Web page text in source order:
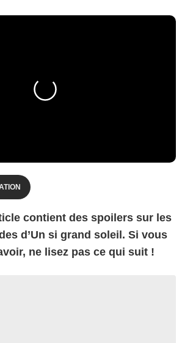
contient des spoilers sur les
d’Un si grand soleil. Si vous
ne lisez pas ce qui suit !